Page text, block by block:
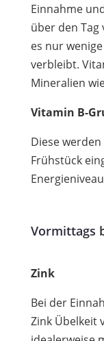
Einnahme
über den
es nur
verbleibt.
Mineralien
Vitamin B-
Diese
Frühstück
Vormittags
Zink
Bei der
Zink Übelkeit